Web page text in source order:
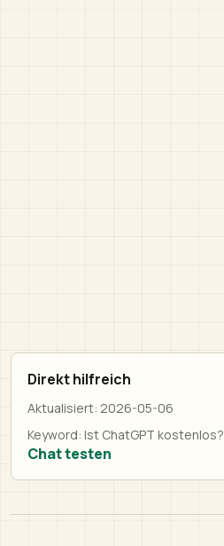
Direkt hilfreich
Aktualisiert: 2026-05-06
Keyword: Ist ChatGPT kostenlos?
Chat testen